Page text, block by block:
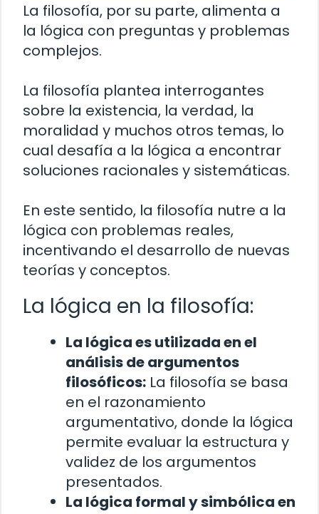
La filosofía, por su parte, alimenta a
la lógica con preguntas y problemas
complejos.
La filosofía plantea interrogantes
sobre la existencia, la verdad, la
moralidad y muchos otros temas, lo
cual desafía a la lógica a encontrar
soluciones racionales y sistemáticas.
En este sentido, la filosofía nutre a la
lógica con problemas reales,
incentivando el desarrollo de nuevas
teorías y conceptos.
La lógica en la filosofía:
La lógica es utilizada en el
análisis de argumentos
filosóficos: La filosofía se basa
en el razonamiento
argumentativo, donde la lógica
permite evaluar la estructura y
validez de los argumentos
presentados.
La lógica formal y simbólica en